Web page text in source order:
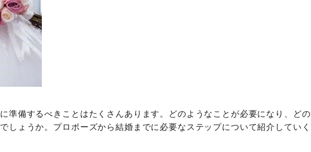
準備するべきことはたくさんあります。どのようなことが必要になり、どの
しょうか。プロポーズから結婚までに必要なステップについて紹介していく